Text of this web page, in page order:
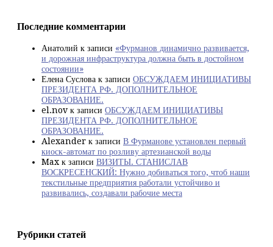
Последние комментарии
Анатолий к записи «Фурманов динамично развивается,
и дорожная инфраструктура должна быть в достойном
состоянии»
Елена Суслова к записи ОБСУЖДАЕМ ИНИЦИАТИВЫ
ПРЕЗИДЕНТА РФ. ДОПОЛНИТЕЛЬНОЕ
ОБРАЗОВАНИЕ.
el.nov к записи ОБСУЖДАЕМ ИНИЦИАТИВЫ
ПРЕЗИДЕНТА РФ. ДОПОЛНИТЕЛЬНОЕ
ОБРАЗОВАНИЕ.
Alexander к записи В Фурманове установлен первый
киоск-автомат по розливу артезианской воды
Max к записи ВИЗИТЫ. СТАНИСЛАВ
ВОСКРЕСЕНСКИЙ: Нужно добиваться того, чтоб наши
текстильные предприятия работали устойчиво и
развивались, создавали рабочие места
Рубрики статей